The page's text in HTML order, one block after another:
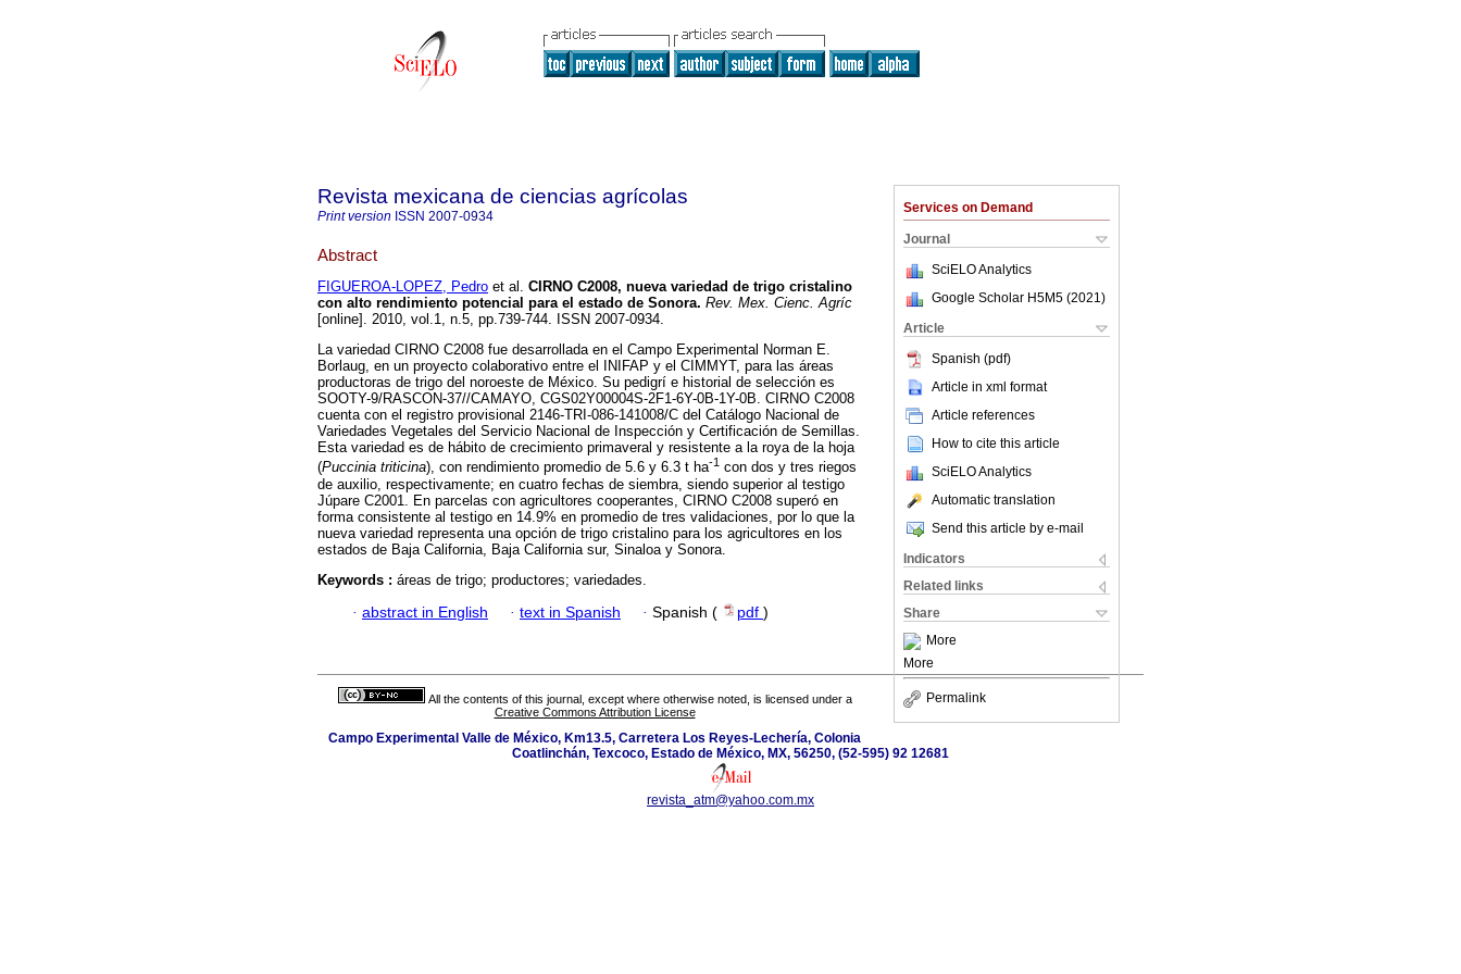
Services on Demand
Journal
SciELO Analytics
Google Scholar H5M5 (2021 )
Article
Spanish (pdf)
Article in xml format
Article references
How to cite this article
SciELO Analytics
Automatic translation
Send this article by e-mail
Indicators
Related links
Share
More
More
Permalink
Revista mexicana de ciencias agrícolas
Print version ISSN 2007-0934
Abstract
FIGUEROA-LOPEZ, Pedro et al. CIRNO C2008, nueva variedad de trigo cristalino
con alto rendimiento potencial para el estado de Sonora. Rev. Mex. Cienc. Agríc
[online]. 2010, vol.1, n.5, pp.739-744. ISSN 2007-0934.
La variedad CIRNO C2008 fue desarrollada en el Campo Experimental Norman E.
Borlaug, en un proyecto colaborativo entre el INIFAP y el CIMMYT, para las áreas
productoras de trigo del noroeste de México. Su pedigrí e historial de selección es
SOOTY-9/RASCON-37//CAMAYO, CGS02Y00004S-2F1-6Y-0B-1Y-0B. CIRNO C2008
cuenta con el registro provisional 2146-TRI-086-141008/C del Catálogo Nacional de
Variedades Vegetales del Servicio Nacional de Inspección y Certificación de Semillas.
Esta variedad es de hábito de crecimiento primaveral y resistente a la roya de la hoja
(Puccinia triticina), con rendimiento promedio de 5.6 y 6.3 t ha-1 con dos y tres riegos
de auxilio, respectivamente; en cuatro fechas de siembra, siendo superior al testigo
Júpare C2001. En parcelas con agricultores cooperantes, CIRNO C2008 superó en
forma consistente al testigo en 14.9% en promedio de tres validaciones, por lo que la
nueva variedad representa una opción de trigo cristalino para los agricultores en los
estados de Baja California, Baja California sur, Sinaloa y Sonora.
Keywords : áreas de trigo; productores; variedades.
· abstract in English · text in Spanish · Spanish ( pdf )
All the contents of this journal, except where otherwise noted, is licensed under a
Creative Commons Attribution License
Campo Experimental Valle de México, Km13.5, Carretera Los Reyes-Lechería, Colonia
Coatlinchán, Texcoco, Estado de México, MX, 56250, (52-595) 92 12681
revista_atm@yahoo.com.mx